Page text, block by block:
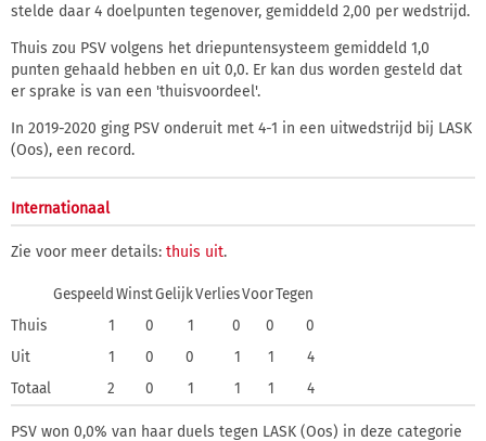
stelde daar 4 doelpunten tegenover, gemiddeld 2,00 per wedstrijd.
Thuis zou PSV volgens het driepuntensysteem gemiddeld 1,0
punten gehaald hebben en uit 0,0. Er kan dus worden gesteld dat
er sprake is van een 'thuisvoordeel'.
In 2019-2020 ging PSV onderuit met 4-1 in een uitwedstrijd bij LASK
(Oos), een record.
Internationaal
Zie voor meer details: thuis uit.
Gespeeld WinstGelijkVerliesVoorTegen
Thuis
1 0 1 0 0
0
Uit
1 0 0 1 1
4
Totaal
2 0 1 1 1 4
PSV won 0,0% van haar duels tegen LASK (Oos) in deze categorie